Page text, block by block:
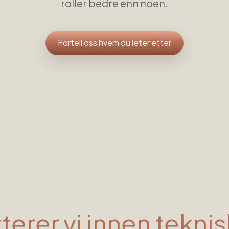
roller bedre enn noen.
Fortell oss hvem du leter etter
vi innen